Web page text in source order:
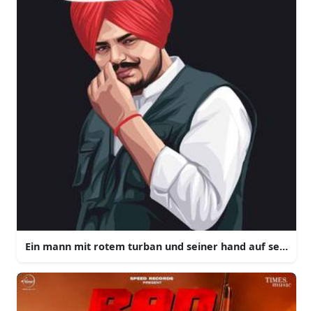
Ein mann mit rotem turban und seiner hand auf seinem